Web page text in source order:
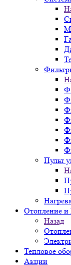
Пульт
Отопление
Назад
Тепловое
Акции